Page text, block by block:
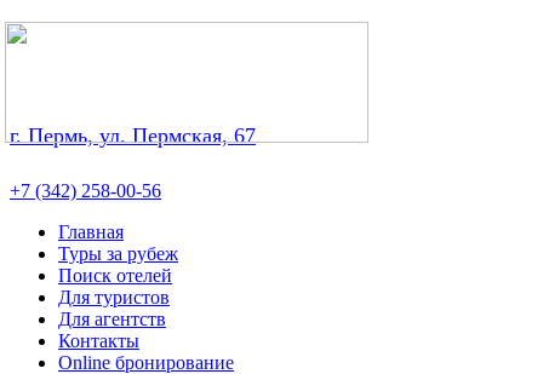
г. Пермь, ул. Пермская, 67
+7 (342) 258-00-56
Главная
Туры за рубеж
Поиск отелей
Для туристов
Для агентств
Контакты
Online бронирование